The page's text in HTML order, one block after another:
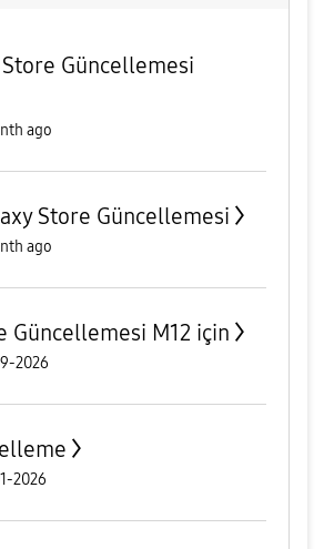
Güncellemesi
ago
Store Güncellemesi
ago
Güncellemesi M12 için
2026
2026